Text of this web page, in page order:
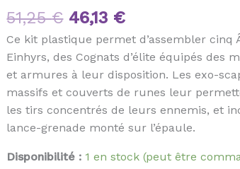
51,25€ 46,13 €
Ce kit plastique permet d’assembler cinq
Einhyrs, des Cognats d’élite équipés des
et armures à leur disposition. Les exo-
massifs et couverts de runes leur
les tirs concentrés de leurs ennemis, et
lance-grenade monté sur l’épaule.
Disponibilité : 1 en stock (peut être